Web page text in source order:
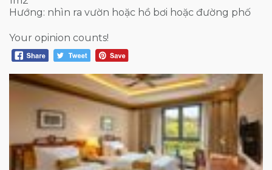
Hướng: nhìn ra vườn hoặc hồ bơi hoặc đường phố
Your opinion counts!